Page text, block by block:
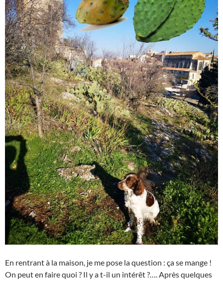
En rentrant à la maison, je me pose la question : ça se mange !
On peut en faire quoi ? Il y a t-il un intérêt ?…. Après quelques